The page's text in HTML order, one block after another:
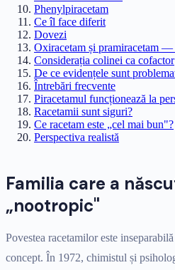
Phenylpiracetam
Ce îl face diferit
Dovezi
Oxiracetam și pramiracetam —
Considerația colinei ca cofactor
De ce evidențele sunt
Întrebări frecvente
Piracetamul funcționează la
Racetamii sunt siguri?
Ce racetam este „cel mai bun"?
Perspectiva realistă
Familia care a
„nootropic"
Povestea racetamilor este
concept. În 1972, chimistul și